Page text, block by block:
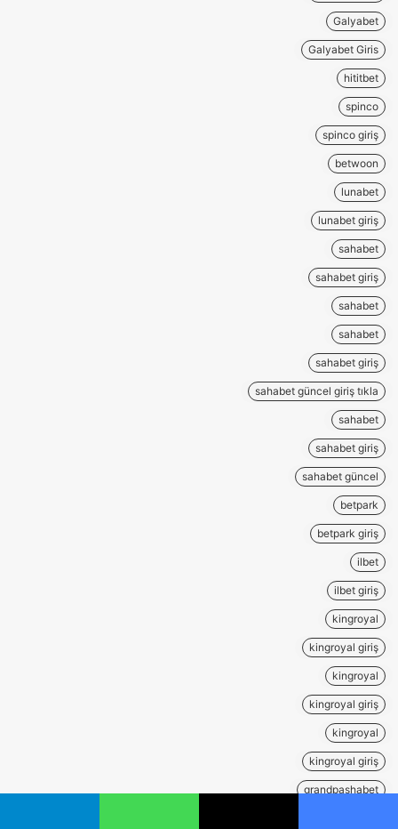
Galyabet
Galyabet Giris
hititbet
spinco
spinco giriş
betwoon
lunabet
lunabet giriş
sahabet
sahabet giriş
sahabet
sahabet
sahabet giriş
sahabet güncel giriş tıkla
sahabet
sahabet giriş
sahabet güncel
betpark
betpark giriş
ilbet
ilbet giriş
kingroyal
kingroyal giriş
kingroyal
kingroyal giriş
kingroyal
kingroyal giriş
grandpashabet